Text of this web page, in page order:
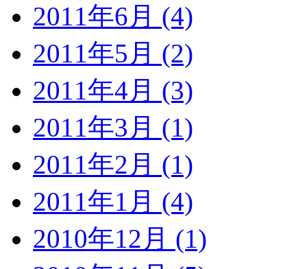
2011年6月 (4)
2011年5月 (2)
2011年4月 (3)
2011年3月 (1)
2011年2月 (1)
2011年1月 (4)
2010年12月 (1)